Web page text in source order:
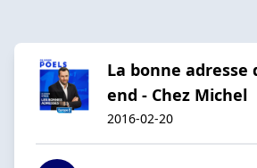
La bonne adresse
end - Chez Michel
2016-02-20